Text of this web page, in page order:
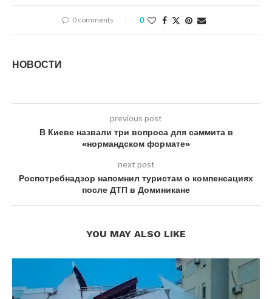
0 comments 0
НОВОСТИ
previous post
В Киеве назвали три вопроса для саммита в
«нормандском формате»
next post
Роспотребнадзор напомнил туристам о компенсациях
после ДТП в Доминикане
YOU MAY ALSO LIKE